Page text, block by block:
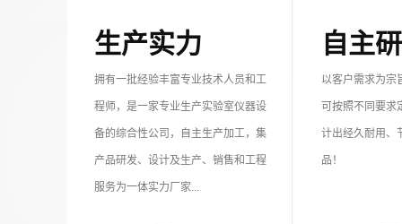
生产实力
拥有一批经验丰富专业技术人员和工
程师，是一家专业生产实验室仪器设
备的综合性公司，自主生产加工，集
产品研发、设计及生产、销售和工程
服务为一体实力厂家...
自主
以客户需求为宗
可按照不同要求
计出经久耐用、
品！